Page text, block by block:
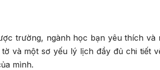
trường, ngành học bạn yêu thích và
và một sơ yếu lý lịch đầy đủ chi tiết
mình.